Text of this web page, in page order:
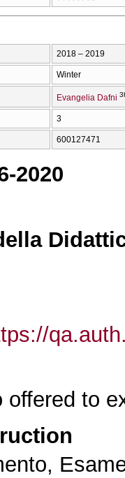
2018 – 2019
Winter
Evangelia Dafni
3
600127471
2020
to